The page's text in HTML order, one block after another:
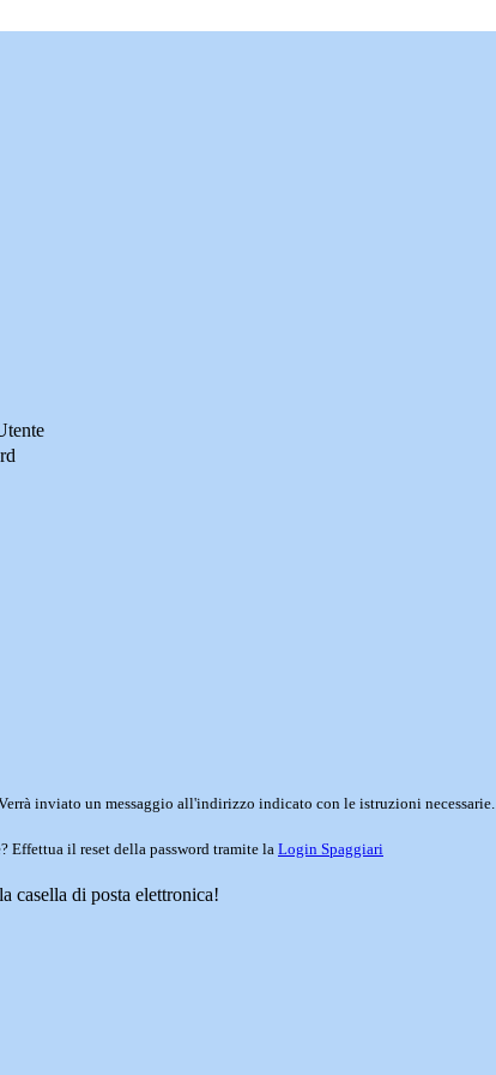
inviato un messaggio all'indirizzo indicato con le istruzioni necessarie.
Effettua il reset della password tramite la Login Spaggiari
casella di posta elettronica!